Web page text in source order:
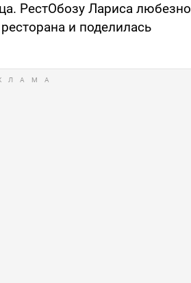
РестОбозу Лариса любезно
и поделилась